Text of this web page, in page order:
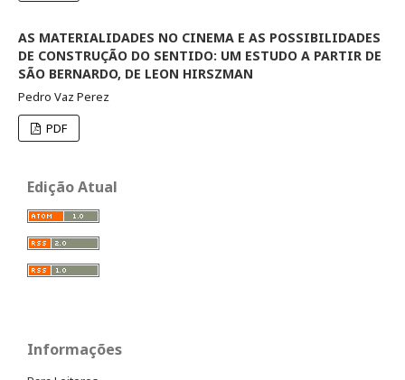
AS MATERIALIDADES NO CINEMA E AS POSSIBILIDADES
DE CONSTRUÇÃO DO SENTIDO: UM ESTUDO A PARTIR DE
SÃO BERNARDO, DE LEON HIRSZMAN
Pedro Vaz Perez
PDF
Edição Atual
Informações